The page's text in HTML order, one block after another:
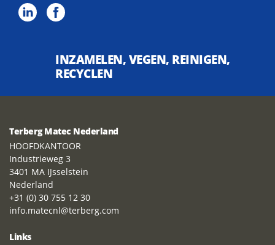
INZAMELEN, VEGEN, REINIGEN,
RECYCLEN
Terberg Matec Nederland
HOOFDKANTOOR
Industrieweg 3
3401 MA IJsselstein
Nederland
+31 (0) 30 755 12 30
info.matecnl@terberg.com
Links